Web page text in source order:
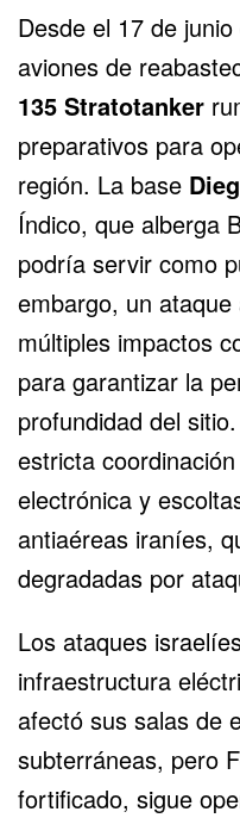
Desde el 17 de
aviones de
135 Stratotanker
preparativos para
región. La base
Índico, que alberga
podría servir como
embargo, un
múltiples impactos
para garantizar la
profundidad del
estricta
electrónica y
antiaéreas iraníes,
degradadas por
Los ataques
infraestructura
afectó sus salas de
subterráneas, pero
fortificado, sigue